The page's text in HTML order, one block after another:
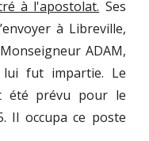
à l'apostolat. Ses
à Libreville,
ADAM,
fut impartie. Le
été prévu pour le
Il occupa ce poste